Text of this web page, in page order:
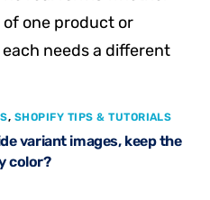
one product or
needs a different
, SHOPIFY TIPS & TUTORIALS
variant images, keep the
color?